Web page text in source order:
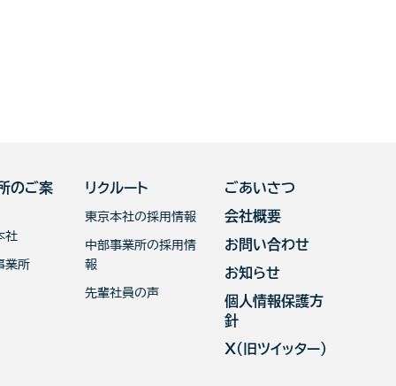
のご案
社
業所
リクルート
東京本社の採用情報
中部事業所の採用情
報
先輩社員の声
ごあいさつ
会社概要
お問い合わせ
お知らせ
個人情報保護方
針
X（旧ツイッター）